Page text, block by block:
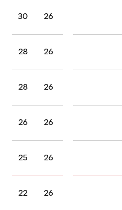
26
30
26
28
26
28
26
26
26
25
26
22